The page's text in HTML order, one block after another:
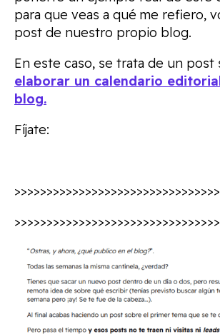
para que veas a qué me refiero,
post de nuestro propio blog.
En este caso, se trata de un post
elaborar un calendario
blog.
Fíjate: